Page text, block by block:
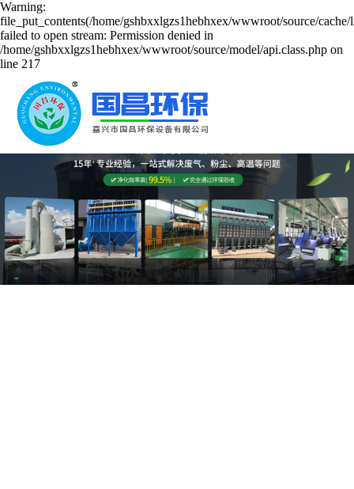
Warning:
file_put_contents(/home/gshbxxlgzs1hebhxex/wwwroot/source/cache/
failed to open stream: Permission denied in
/home/gshbxxlgzs1hebhxex/wwwroot/source/model/api.class.php on
line 217